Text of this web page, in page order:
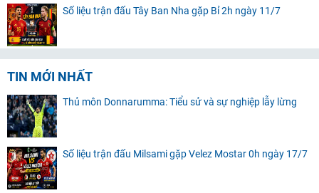
Số liệu trận đấu Tây Ban Nha gặp Bỉ 2h ngày 11/7
TIN MỚI NHẤT
Thủ môn Donnarumma: Tiểu sử và sự nghiệp lẫy lừng
Số liệu trận đấu Milsami gặp Velez Mostar 0h ngày 17/7